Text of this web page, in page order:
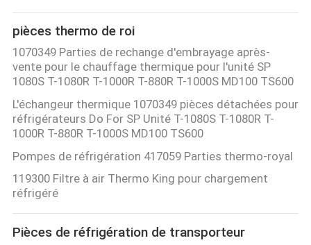
pièces thermo de roi
1070349 Parties de rechange d'embrayage après-
vente pour le chauffage thermique pour l'unité SP
1080S T-1080R T-1000R T-880R T-1000S MD100 TS600
L'échangeur thermique 1070349 pièces détachées pour
réfrigérateurs Do For SP Unité T-1080S T-1080R T-
1000R T-880R T-1000S MD100 TS600
Pompes de réfrigération 417059 Parties thermo-royal
119300 Filtre à air Thermo King pour chargement
réfrigéré
Pièces de réfrigération de transporteur